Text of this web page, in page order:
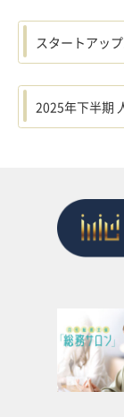
スタートアッ
2025年下半期